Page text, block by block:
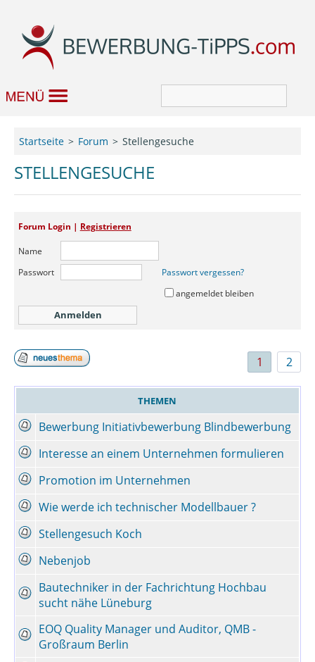
Bewerbungseditor
Forum
Startseite Forum Stellengesuche
STELLENGESUCHE
Forum Login | Registrieren
Name
Passwort
Passwort vergessen?
angemeldet bleiben
1 2
THEMEN
Bewerbung Initiativbewerbung Blindbewerbung
Interesse an einem Unternehmen formulieren
Promotion im Unternehmen
Wie werde ich technischer Modellbauer ?
Stellengesuch Koch
Nebenjob
Bautechniker in der Fachrichtung Hochbau
sucht nähe Lüneburg
EOQ Quality Manager und Auditor, QMB -
Großraum Berlin